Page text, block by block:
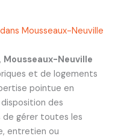
Mousseaux-Neuville
Mousseaux-Neuville
et de logements
pointue en
des
de gérer toutes les
entretien ou